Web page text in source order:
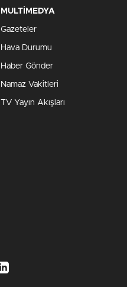
MULTİMEDYA
Gazeteler
Hava Durumu
Haber Gönder
Namaz Vakitleri
TV Yayın Akışları